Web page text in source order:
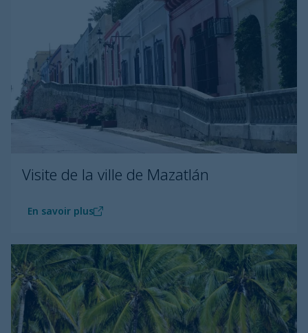
Visite de la ville de Mazatlán
En savoir plus